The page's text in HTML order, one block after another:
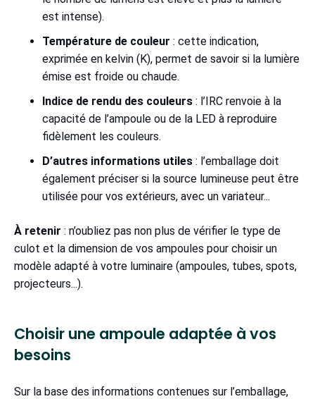
est intense).
Température de couleur : cette indication,
exprimée en kelvin (K), permet de savoir si la lumière
émise est froide ou chaude.
Indice de rendu des couleurs : l’IRC renvoie à la
capacité de l’ampoule ou de la LED à reproduire
fidèlement les couleurs.
D’autres informations utiles : l’emballage doit
également préciser si la source lumineuse peut être
utilisée pour vos extérieurs, avec un variateur...
À retenir : n’oubliez pas non plus de vérifier le type de
culot et la dimension de vos ampoules pour choisir un
modèle adapté à votre luminaire (ampoules, tubes, spots,
projecteurs...).
Choisir une ampoule adaptée à vos
besoins
Sur la base des informations contenues sur l’emballage,